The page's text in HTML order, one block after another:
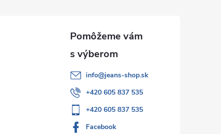
info@jeans-shop.sk
+420 605 837 535
+420 605 837 535
Facebook